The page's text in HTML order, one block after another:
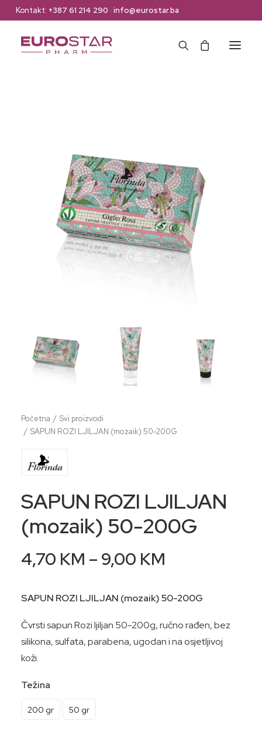
Kontakt: +387 61 214 290 · info@eurostar.ba
Početna
Svi proizvodi
SAPUN ROZI LJILJAN (mozaik) 50-200G
SAPUN ROZI LJILJAN
(mozaik) 50-200G
4,70 KM – 9,00 KM
4,70 KM
through
9,00 KM
SAPUN ROZI LJILJAN (mozaik) 50-200G
Čvrsti sapun Rozi ljiljan 50-200g, ručno rađen, bez
silikona, sulfata, parabena, ugodan i na osjetljivoj
koži.
Težina
200 gr 50 gr